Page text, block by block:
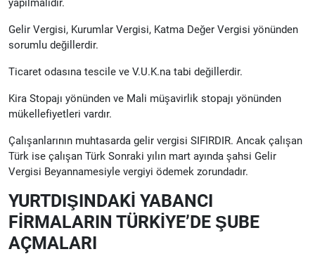
Gelir Vergisi, Kurumlar Vergisi, Katma Değer Vergisi yönünden
sorumlu değillerdir.
Ticaret odasına tescile ve V.U.K.na tabi değillerdir.
Kira Stopajı yönünden ve Mali müşavirlik stopajı yönünden
mükellefiyetleri vardır.
Çalışanlarının muhtasarda gelir vergisi SIFIRDIR. Ancak çalışan
Türk ise çalışan Türk Sonraki yılın mart ayında şahsi Gelir
Vergisi Beyannamesiyle vergiyi ödemek zorundadır.
YURTDIŞINDAKİ YABANCI
FİRMALARIN TÜRKİYE’DE ŞUBE
AÇMALARI